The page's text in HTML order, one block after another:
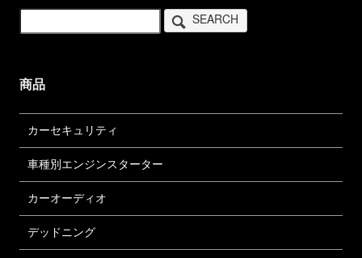
SEARCH
商品
カーセキュリティ
車種別エンジンスターター
カーオーディオ
デッドニング